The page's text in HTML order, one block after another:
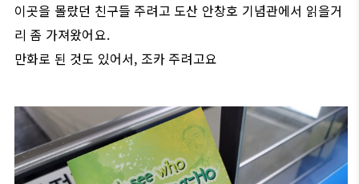
이곳을 몰랐던 친구들 주려고 도산 안창호 기념관에서 읽을거
리 좀 가져왔어요.
만화로 된 것도 있어서, 조카 주려고요